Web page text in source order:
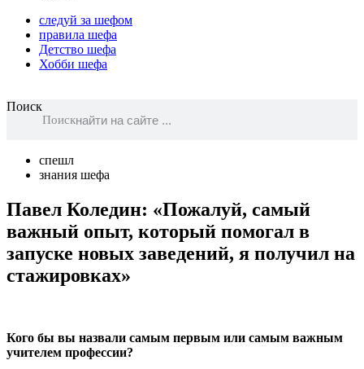
следуй за шефом
правила шефа
Детство шефа
Хобби шефа
Поиск
Поиск
спешл
знания шефа
Павел Коледин: «Пожалуй, самый
важный опыт, который помогал в
запуске новых заведений, я получил на
стажировках»
Кого бы вы назвали самым первым или самым важным
учителем профессии?